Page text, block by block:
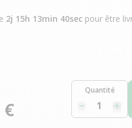
2j 15h 13min 39secpour être
€
Quantité